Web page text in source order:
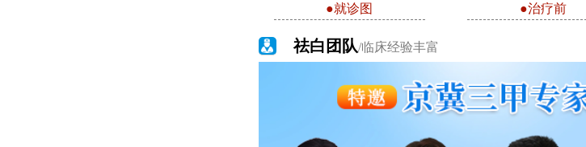
●就诊图 ●治疗前
祛白团队/临床经验丰富